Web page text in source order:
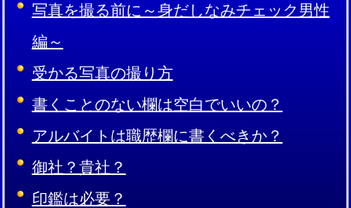
写真を撮る前に～身だしなみチェック男性
編～
受かる写真の撮り方
書くことのない欄は空白でいいの？
アルバイトは職歴欄に書くべきか？
御社？貴社？
印鑑は必要？